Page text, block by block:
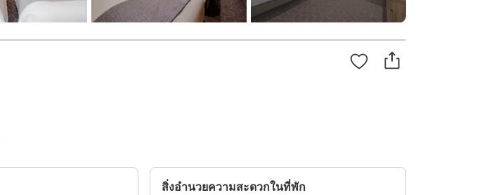
สิ่งอำนวยความสะดวกในที่พัก